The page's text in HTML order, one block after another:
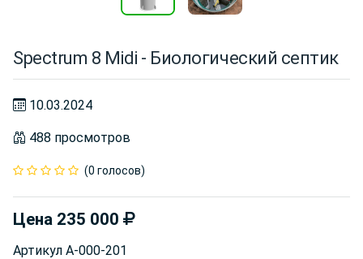
Spectrum 8 Midi - Биологический септик
10.03.2024
488 просмотров
(0 голосов)
Цена 235 000
Артикул А-000-201